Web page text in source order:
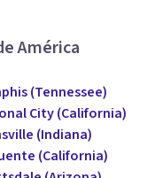
América
(Tennessee)
City (California)
(Indiana)
(California)